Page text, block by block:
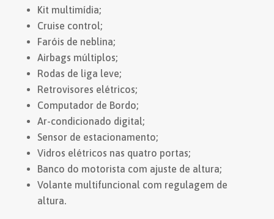
Kit multimídia;
Cruise control;
Faróis de neblina;
Airbags múltiplos;
Rodas de liga leve;
Retrovisores elétricos;
Computador de Bordo;
Ar-condicionado digital;
Sensor de estacionamento;
Vidros elétricos nas quatro portas;
Banco do motorista com ajuste de altura;
Volante multifuncional com regulagem de
altura.